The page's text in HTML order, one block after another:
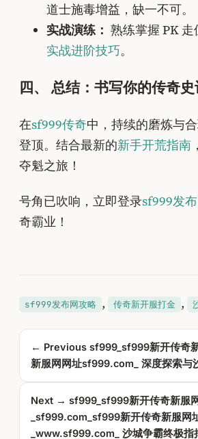
道士施毒增益，缺一不可。
实战演练： 熟练掌握 PK
实战进阶技巧。
四、 总结：书写你的传奇史
在sf999传奇中，持续的磨炼与
登顶。结合最新的新手开荒指南
夺魁之旅！
号角已吹响，立即登录sf999发
奇霸业！
sf999发布网攻略 , 传奇新开服打金 ,
← Previous sf999_sf999新开传奇
新服网网址sf999.com_ 深度探索与
Next → sf999_sf999新开传奇新服
_sf999.com_sf999新开传奇新服网
_www.sf999.com_ 沙城争霸终极指